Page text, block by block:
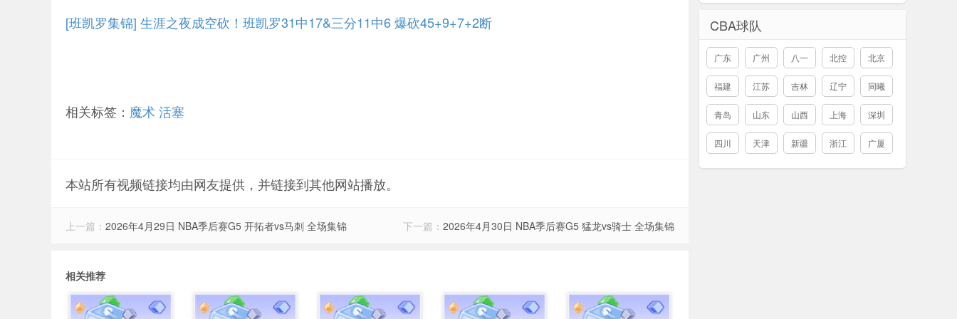
[班凯罗集锦] 生涯之夜成空砍！班凯罗31中17&三分11中6 爆砍45+9+7+2断
相关标签： 魔术活塞
本站所有视频链接均由网友提供，并链接到其他网站播放。
上一篇： 2026年4月29日 NBA季后赛G5 开拓者vs马刺 全场集锦 下一篇： 2026年4月30日 NBA季后赛G5 猛龙vs骑士 全场集锦
相关推荐
CBA球队
广东 广州 八一 北控 北京
福建 江苏 吉林 辽宁 同曦
青岛 山东 山西 上海 深圳
四川 天津 新疆 浙江 广厦